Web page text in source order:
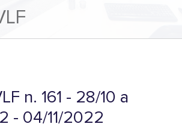
n. 161 - 28/10 a
- 04/11/2022